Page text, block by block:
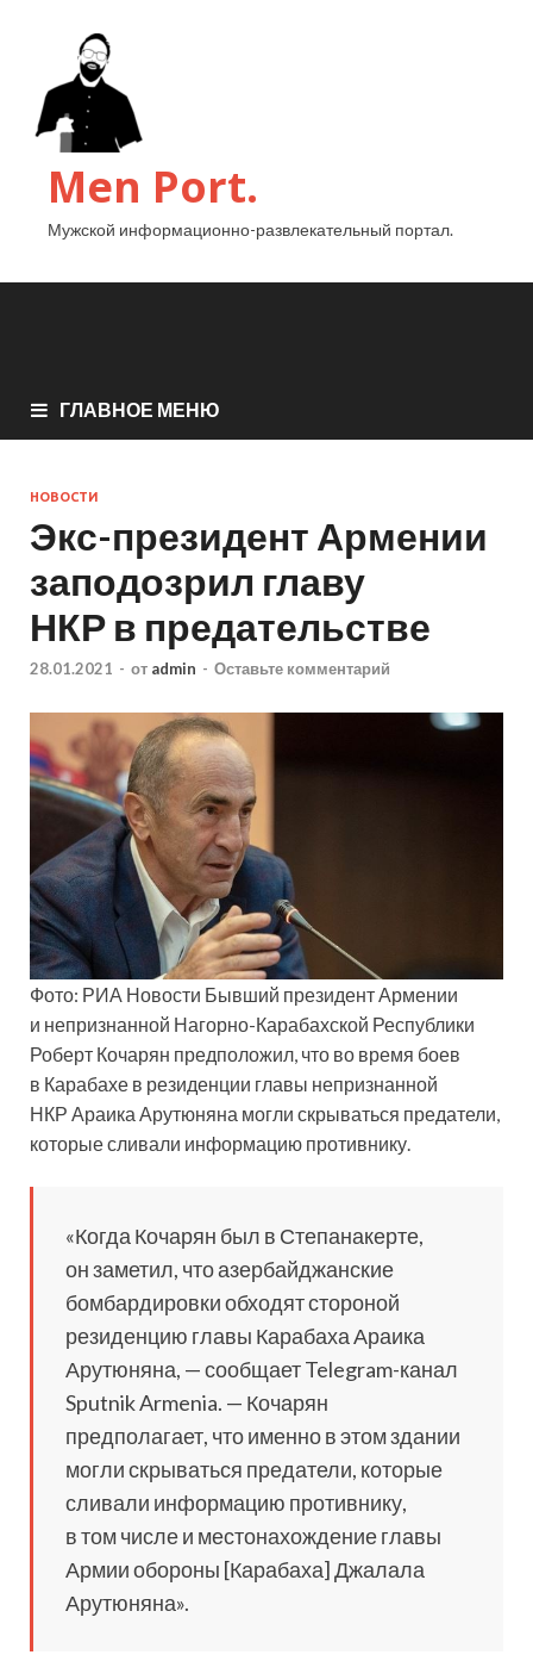
Men Port.
Мужской информационно-развлекательный портал.
ГЛАВНОЕ МЕНЮ
НОВОСТИ
Экс-президент Армении
заподозрил главу
НКР в предательстве
28.01.2021 - от admin - Оставьте комментарий
Фото: РИА Новости Бывший президент Армении
и непризнанной Нагорно-Карабахской Республики
Роберт Кочарян предположил, что во время боев
в Карабахе в резиденции главы непризнанной
НКР Араика Арутюняна могли скрываться предатели,
которые сливали информацию противнику.
«Когда Кочарян был в Степанакерте,
он заметил, что азербайджанские
бомбардировки обходят стороной
резиденцию главы Карабаха Араика
Арутюняна, — сообщает Telegram-канал
Sputnik Armenia. — Кочарян
предполагает, что именно в этом здании
могли скрываться предатели, которые
сливали информацию противнику,
в том числе и местонахождение главы
Армии обороны [Карабаха] Джалала
Арутюняна».